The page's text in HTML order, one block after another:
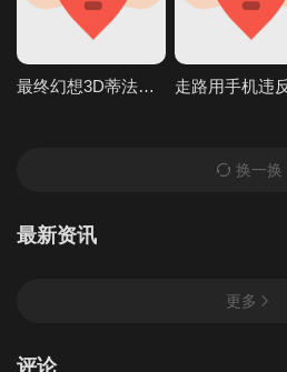
最终幻想3D蒂法后入
换一换
最新资讯
更多
评论